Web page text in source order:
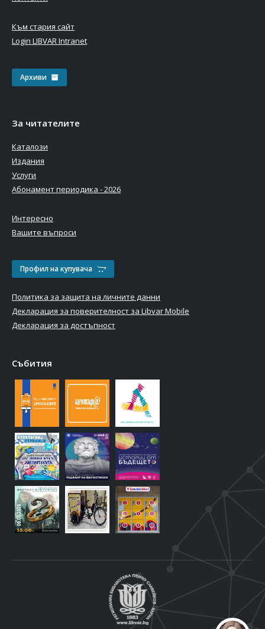
Към стария сайт
Login LIBVAR Intranet
Архиви
За читателите
Каталози
Издания
Услуги
Абонамент периодика - 2026
Интересно
Вашите въпроси
Профил на купувача
Политика за защита на личните данни
Декларация за поверителност за Libvar Mobile
Декларация за достъпност
Събития